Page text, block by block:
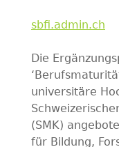
sbfi.admin.ch
Die
universitäre
(SMK)
für Bildung,